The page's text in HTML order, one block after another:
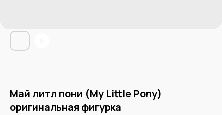
Май литл пони (My Little Pony)
оригинальная фигурка